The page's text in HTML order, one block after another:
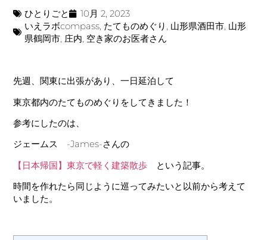
ひとりごと
10月 2, 2023
いえラボcompass, たてものめぐり , 山形県酒田市, 山形
県鶴岡市, 庄内, 空き家のお医者さん
先週、関東に出張があり、一日延泊して
東京都内のたてものめぐりをしてきました！
参考にしたのは、
ジェームス -James-さんの
【日本帰国】東京で軽く建築散歩 という記事。
時間を作れたら同じように巡ってみたいと以前から考えて
いました。